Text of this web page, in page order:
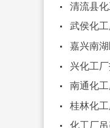
清流县
武侯化
嘉兴南
兴化工
南通化
桂林化
化工厂